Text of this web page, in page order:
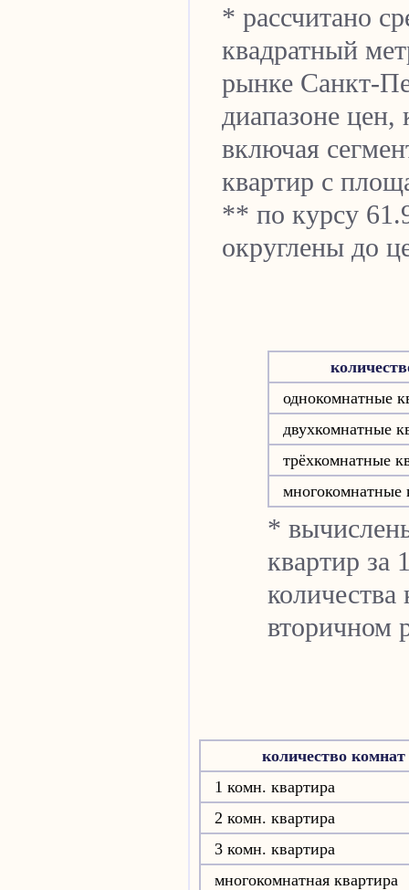
* рассчитано
квадратный
рынке Санкт-
диапазоне цен,
включая
квартир с
** по курсу
округлены до
однокомнатные
двухкомнатные
трёхкомнатные
многокомнатные
*
квартир за
вторичном
количество комнат
1 комн. квартира
2 комн. квартира
3 комн. квартира
многокомнатная квартира